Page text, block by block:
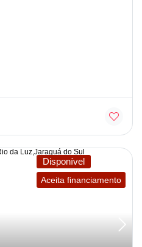
Disponível
Aceita financiamento